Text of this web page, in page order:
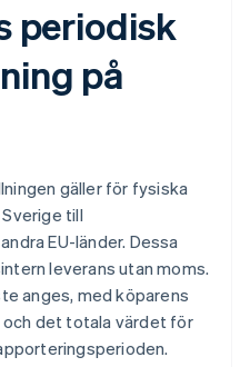
periodisk
på
gäller för fysiska
till
EU-länder. Dessa
leverans utan moms.
anges, med köparens
det totala värdet för